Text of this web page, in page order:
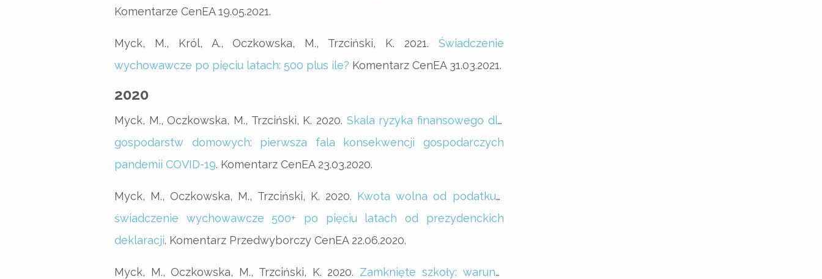
Komentarze CenEA 19.05.2021.
Myck, M., Król, A., Oczkowska, M., Trzciński, K. 2021. Świadczenie
wychowawcze po pięciu latach: 500 plus ile? Komentarz CenEA 31.03.2021.
2020
Myck, M., Oczkowska, M., Trzciński, K. 2020. Skala ryzyka finansowego dla
gospodarstw domowych: pierwsza fala konsekwencji gospodarczych
pandemii COVID-19. Komentarz CenEA 23.03.2020.
Myck, M., Oczkowska, M., Trzciński, K. 2020. Kwota wolna od podatku i
świadczenie wychowawcze 500+ po pięciu latach od prezydenckich
deklaracji. Komentarz Przedwyborczy CenEA 22.06.2020.
Myck, M., Oczkowska, M., Trzciński, K. 2020. Zamknięte szkoły: warunki